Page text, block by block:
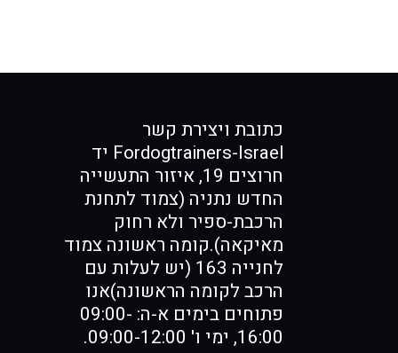
כתובת ויצירת קשר
Fordogtrainers-Israel יד
חרוצים 19, איזור התעשייה
החדש נתניה (צמוד לתחנת
הרכבת-ספיר ולא רחוק
מאיקאה).קומה ראשונה צמוד
לחנייה 163 (יש לעלות עם
הרכב לקומה הראשונה)אנו
פתוחים בימים א-ה: 09:00-
16:00, ימי ו' 09:00-12:00.